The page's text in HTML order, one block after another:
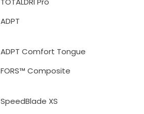
ADPT
ADPT Comfort Tongue
FORS™ Composite
SpeedBlade XS